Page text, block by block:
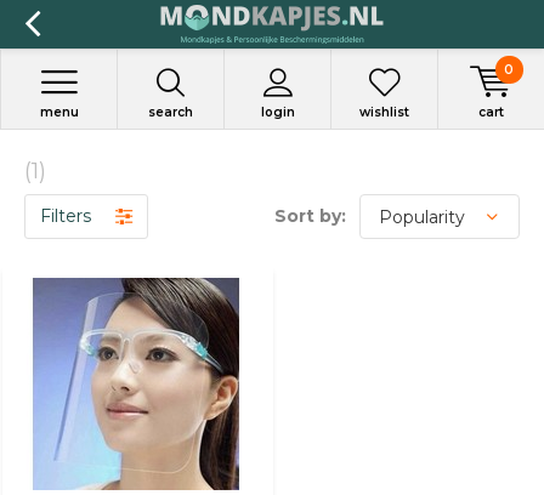
search login
menu wishlist cart
0
(1)
Filters Sort by: